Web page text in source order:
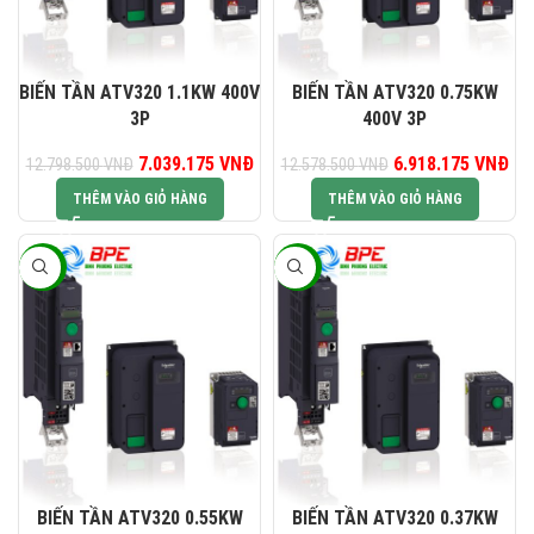
BIẾN TẦN ATV320 1.1KW 400V
3P
12.798.500VNĐ Giá gốc là: 12.798.500 VNĐ.
7.039.175 VNĐGiá hiện tại là: 7.039.175 VNĐ.
THÊM VÀO GIỎ HÀNG
BIẾN TẦN ATV320 0.75KW
400V 3P
12.578.500VNĐ
Giá gốc là:
12.578.500 VNĐ.
6.918.175 VNĐ
THÊM VÀO GIỎ HÀNG
-45%
BIẾN TẦN ATV320 0.55KW
-45%
BIẾN TẦN ATV320 0.37KW